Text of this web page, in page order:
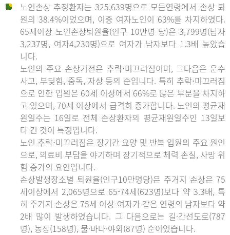
노인손상 추정환자는 325,639명으로 모든연령에서 손상 퇴
원의 38.4%이었으며, 이중 여자노인이 63%를 차지하였다.
65세이상 노인손상퇴원율(인구 10만명 당)은 3,799명(남자
3,237명, 여자4,230명)으로 여자가 남자보다 1.3배 높았습
니다.
노인의 주요 손상기전은 추락⋅미끄러짐이며, 그다음은 운수
사고, 부딪힘, 중독, 자상 등의 순입니다. 특히 추락⋅미끄러짐
으로 인한 입원은 60세 이상에서 66%로 많은 부분을 차지하
고 있으며, 70세 이상에서 급격히 증가합니다. 노인의 평균재
원일수는 16일로 전체 손상환자의 평균재원일수인 13일보
다 긴 것이 특징입니다.
노인 추락⋅미끄러짐은 장기간 요양 및 반복 입원의 주요 원인
으로, 의료비 부담을 야기하며 장기적으로 체력 손실, 사망 위
험 증가의 요인입니다.
손상발생장소별 퇴원율(인구10만명당)은 주거지 손상은 75
세이상에서 2,065명으로 65-74세(623명)보다 약 3.3배, 특
히 주거지 손상은 75세 이상 여자가 같은 연령의 남자보다 약
2배 많이 발생하였습니다. 그 다음으로는 길·간선도로(787
명), 농장(158명), 물·바다·야외(87명) 순이었습니다.